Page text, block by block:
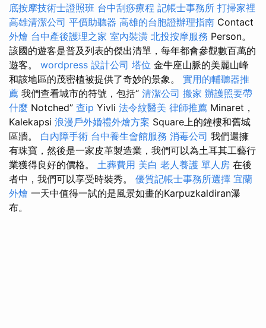
底按摩技術士證照班 台中刮痧療程 記帳士事務所 打掃家裡
高雄清潔公司 平價助聽器 高雄的台胞證辦理指南 Contact
外燴 台中產後護理之家 室內裝潢 北投按摩服務 Person。
該國的遊客是普及列表的傑出清單，每年都會參觀數百萬的
遊客。 wordpress 設計公司 塔位 金牛座山脈的美麗山峰
和該地區的茂密植被提供了奇妙的景象。 實用的輔聽器推
薦 我們查看城市的符號，包括“ 清潔公司 搬家 辦護照要帶
什麼 Notched” 查ip Yivli 法令紋醫美 律師推薦 Minaret，
Kalekapsi 浪漫戶外婚禮外燴方案 Square上的鐘樓和舊城
區牆。 白內障手術 台中養生會館服務 消毒公司 我們還擁
有珠寶，然後是一家皮革製造業，我們可以為土耳其工藝行
業獲得良好的價格。 土葬費用 美白 老人養護 單人房 在後
者中，我們可以享受時裝秀。 優質記帳士事務所選擇 宜蘭
外燴 一天中值得一試的是風景如畫的Karpuzkaldiran瀑
布。